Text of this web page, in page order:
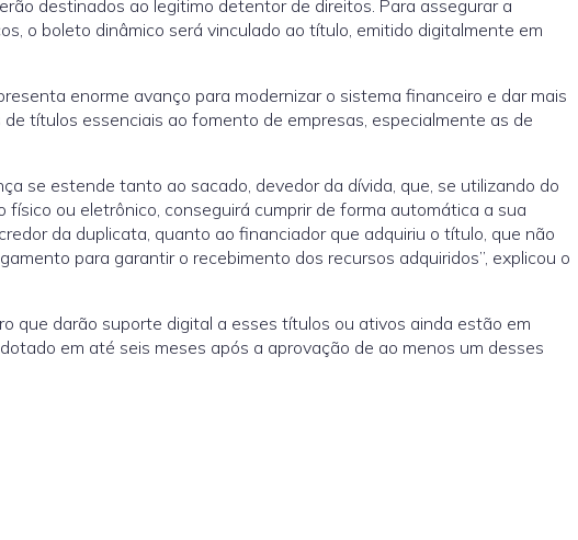
destinados ao legitimo detentor de direitos. Para assegurar a
o boleto dinâmico será vinculado ao título, emitido digitalmente em
enorme avanço para modernizar o sistema financeiro e dar mais
títulos essenciais ao fomento de empresas, especialmente as de
se estende tanto ao sacado, devedor da dívida, que, se utilizando do
ou eletrônico, conseguirá cumprir de forma automática a sua
da duplicata, quanto ao financiador que adquiriu o título, que não
para garantir o recebimento dos recursos adquiridos”, explicou o
que darão suporte digital a esses títulos ou ativos ainda estão em
em até seis meses após a aprovação de ao menos um desses